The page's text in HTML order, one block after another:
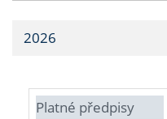
2026
Platné předpisy